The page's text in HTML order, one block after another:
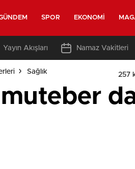
SPOR EKONOMI
Yayın Akışları Namaz Vakitleri
Sağlık 257